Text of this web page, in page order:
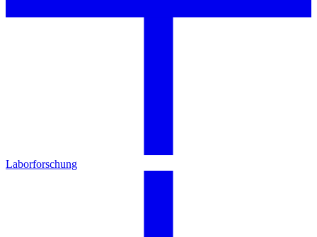
Laborforschung